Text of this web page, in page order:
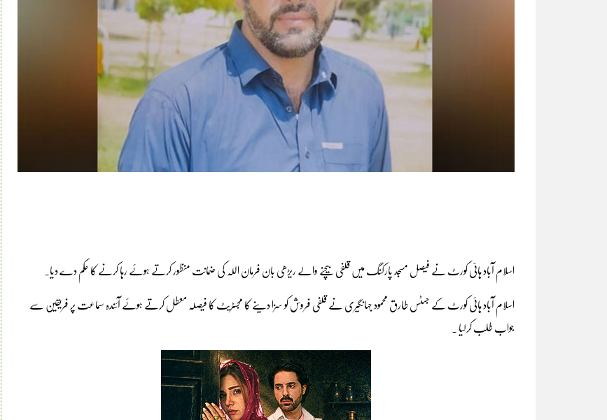
اسلام آباد ہائی کورٹ نے فیصل مسجد پارکنگ میں قلفی بیچنے والے ریڑھی بان فرمان اللہ کی ضمانت منظور کرتے ہوئے رہا کرنے کا حکم دے دیا۔
اسلام آباد ہائی کورٹ کے جسٹس طارق محمود جہانگیری نے قلفی فروش کو سزا دینے کا مجسٹریٹ کا فیصلہ معطل کرتے ہوئے آئندہ سماعت پر فریقین سے
جواب طلب کرلیا ۔